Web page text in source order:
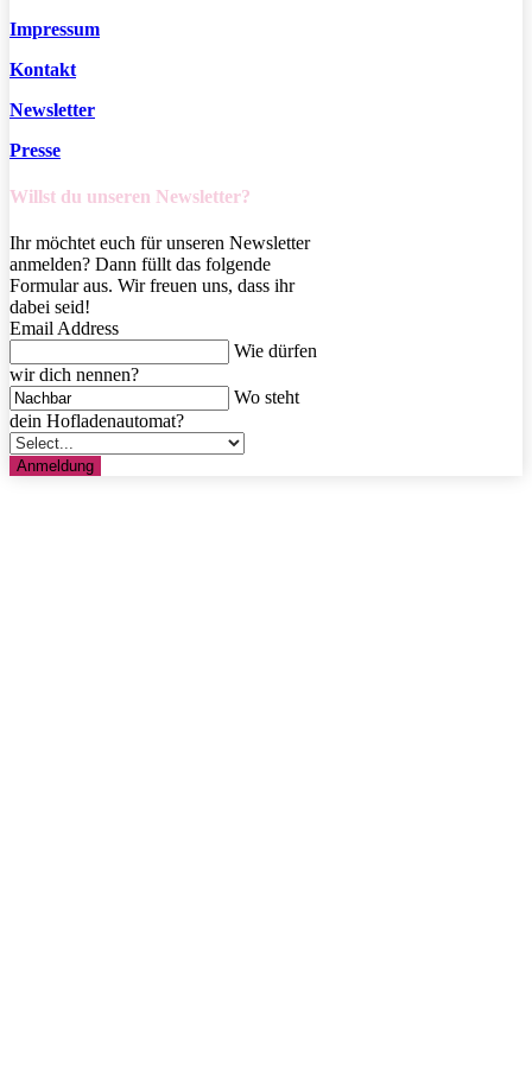
Impressum
Kontakt
Newsletter
Presse
Willst du unseren Newsletter?
Ihr möchtet euch für unseren Newsletter
anmelden? Dann füllt das folgende
Formular aus. Wir freuen uns, dass ihr
dabei seid!
Email Address
Wie dürfen
wir dich nennen?
Wo steht
dein Hofladenautomat?
Anmeldung